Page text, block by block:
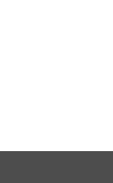
工具的建
制。
额持有人利益优